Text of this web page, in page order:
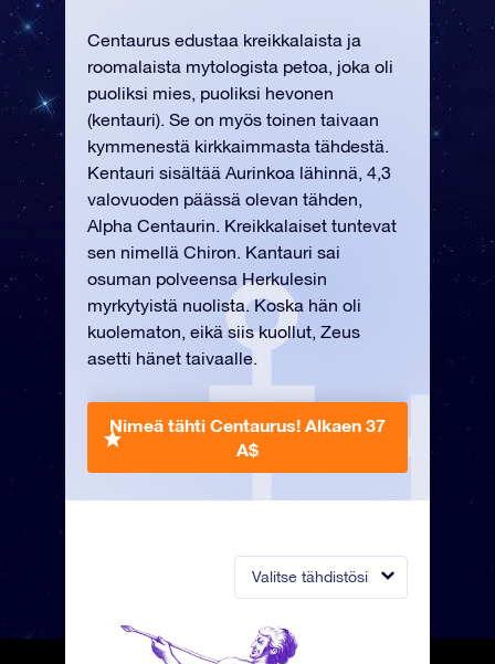
Valitse tähdistösi
Centaurus edustaa kreikkalaista ja
roomalaista mytologista petoa, joka oli
puoliksi mies, puoliksi hevonen
(kentauri). Se on myös toinen taivaan
kymmenestä kirkkaimmasta tähdestä.
Kentauri sisältää Aurinkoa lähinnä, 4,3
valovuoden päässä olevan tähden,
Alpha Centaurin. Kreikkalaiset tuntevat
sen nimellä Chiron. Kantauri sai
osuman polveensa Herkulesin
myrkytyistä nuolista. Koska hän oli
kuolematon, eikä siis kuollut, Zeus
asetti hänet taivaalle.
Nimeä tähti Centaurus! Alkaen 37
A$